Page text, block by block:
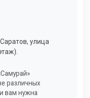
улица
различных
вам нужна